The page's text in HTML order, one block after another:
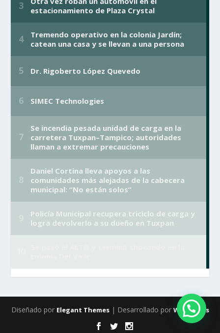
Diseñado por Elegant Themes| Desarrollado por WordPress